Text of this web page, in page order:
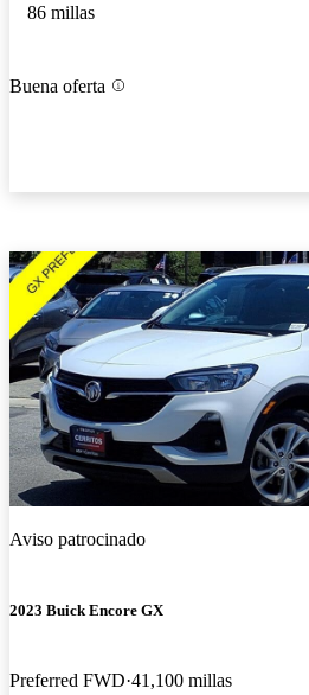
86 millas
Buena oferta
Aviso patrocinado
2023 Buick Encore GX
Preferred FWD 41,100 millas